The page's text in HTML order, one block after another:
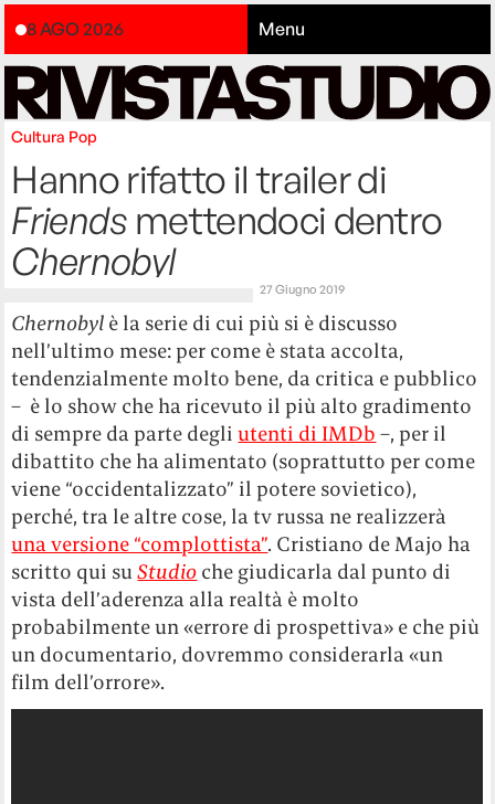
8 AGO 2026 Menu
Cultura Pop
Hanno rifatto il trailer di
Friends mettendoci dentro
Chernobyl
27 Giugno 2019
Chernobyl è la serie di cui più si è discusso
nell’ultimo mese: per come è stata accolta,
tendenzialmente molto bene, da critica e pubblico
– è lo show che ha ricevuto il più alto gradimento
di sempre da parte degliutenti di IMDb –, per il
dibattito che ha alimentato (soprattutto per come
viene “occidentalizzato” il potere sovietico),
perché, tra le altre cose, la tv russa ne realizzerà
una versione “complottista”. Cristiano de Majo ha
scritto qui suStudio che giudicarla dal punto di
vista dell’aderenza alla realtà è molto
probabilmente un «errore di prospettiva» e che più
un documentario, dovremmo considerarla «un
film dell’orrore».